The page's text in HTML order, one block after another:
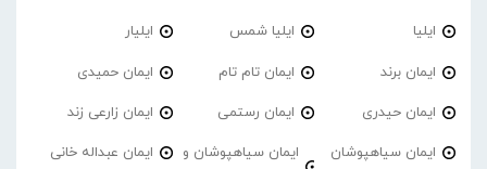
ایلیا ایلیا شمس ایلیار
ایمان برند ایمان تام تام ایمان حمیدی
ایمان حیدری ایمان رستمی ایمان زارعی زند
ایمان سیاهپوشان
ایمان سیاهپوشان و
ایمان عبداله خانی